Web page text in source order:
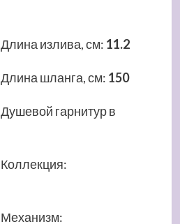
Длина излива, см: 11.2
Длина шланга, см: 150
Душевой гарнитур в
Коллекция:
Механизм: